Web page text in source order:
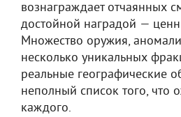
вознаграждает отчаянных
достойной наградой —
Множество оружия,
несколько уникальных
реальные географические
неполный список того, что
каждого.